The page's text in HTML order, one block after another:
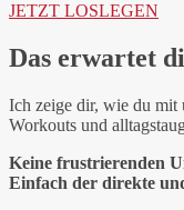
JETZT LOSLEGEN
Das erwartet
Ich zeige dir, wie du mit
Workouts und
Keine frustrierenden
Einfach der direkte